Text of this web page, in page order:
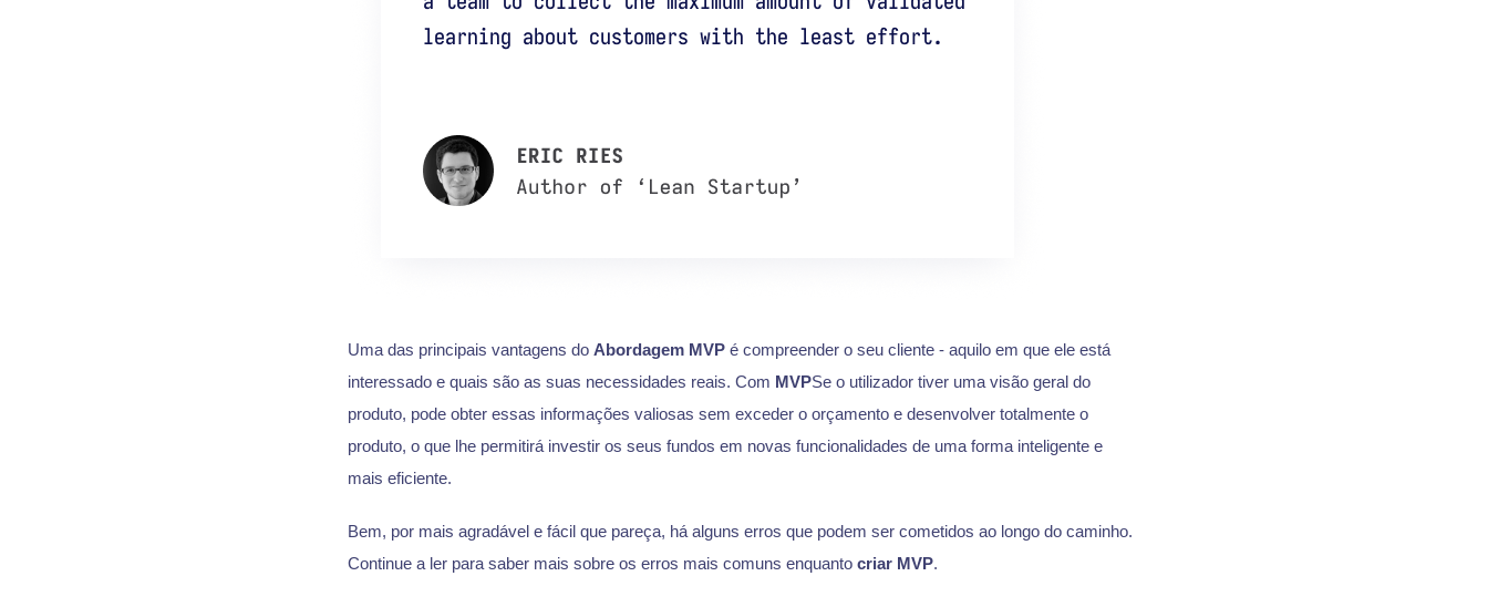
Uma das principais vantagens do Abordagem MVPé compreender o seu cliente - aquilo em que ele está
interessado e quais são as suas necessidades reais. Com MVPSe o utilizador tiver uma visão geral do
produto, pode obter essas informações valiosas sem exceder o orçamento e desenvolver totalmente o
produto, o que lhe permitirá investir os seus fundos em novas funcionalidades de uma forma inteligente e
mais eficiente.
Bem, por mais agradável e fácil que pareça, há alguns erros que podem ser cometidos ao longo do caminho.
Continue a ler para saber mais sobre os erros mais comuns enquanto criar MVP.